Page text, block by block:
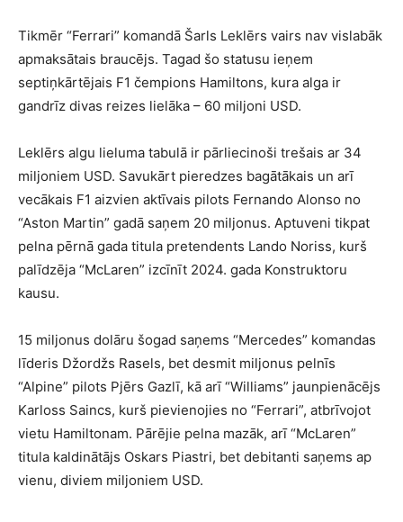
Tikmēr “Ferrari” komandā Šarls Leklērs vairs nav vislabāk
apmaksātais braucējs. Tagad šo statusu ieņem
septiņkārtējais F1 čempions Hamiltons, kura alga ir
gandrīz divas reizes lielāka – 60 miljoni USD.
Leklērs algu lieluma tabulā ir pārliecinoši trešais ar 34
miljoniem USD. Savukārt pieredzes bagātākais un arī
vecākais F1 aizvien aktīvais pilots Fernando Alonso no
“Aston Martin” gadā saņem 20 miljonus. Aptuveni tikpat
pelna pērnā gada titula pretendents Lando Noriss, kurš
palīdzēja “McLaren” izcīnīt 2024. gada Konstruktoru
kausu.
15 miljonus dolāru šogad saņems “Mercedes” komandas
līderis Džordžs Rasels, bet desmit miljonus pelnīs
“Alpine” pilots Pjērs Gazlī, kā arī “Williams” jaunpienācējs
Karloss Saincs, kurš pievienojies no “Ferrari”, atbrīvojot
vietu Hamiltonam. Pārējie pelna mazāk, arī “McLaren”
titula kaldinātājs Oskars Piastri, bet debitanti saņems ap
vienu, diviem miljoniem USD.